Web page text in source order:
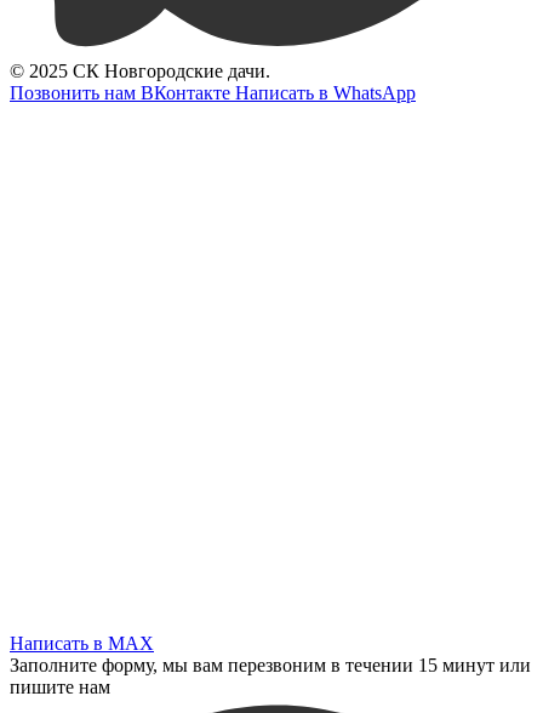
© 2025 СК Новгородские дачи.
Позвонить нам ВКонтакте Написать в WhatsApp
Написать в MAX
Заполните форму, мы вам перезвоним в течении 15 минут или
пишите нам